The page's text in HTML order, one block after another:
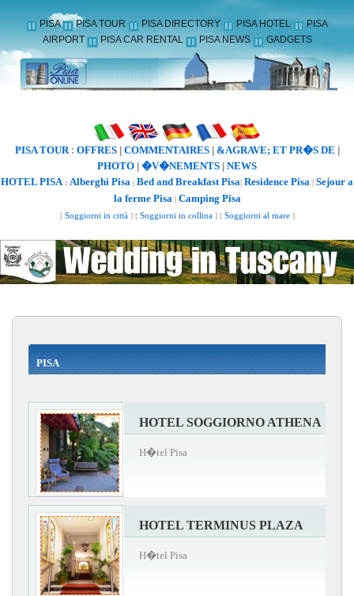
PISA PISA TOUR PISA DIRECTORY PISA HOTEL
PISA
AIRPORT
PISA CAR RENTAL PISA NEWS GADGETS
PISA TOUR: OFFRES| COMMENTAIRES| &AGRAVE; ET PR�S DE
PHOTO �V�NEMENTS NEWS
HOTEL PISA: Alberghi Pisa | Bed and Breakfast Pisa| Residence Pisa | Sejour a
la ferme Pisa| Camping Pisa
[ Soggiorni in città] [ Soggiorni in collina] [ Soggiorni al mare]
PISA
HOTEL SOGGIORNO ATHENA
H�tel Pisa
HOTEL TERMINUS PLAZA
H�tel Pisa